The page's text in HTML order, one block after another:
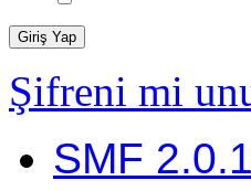
Şifreni mi
SMF